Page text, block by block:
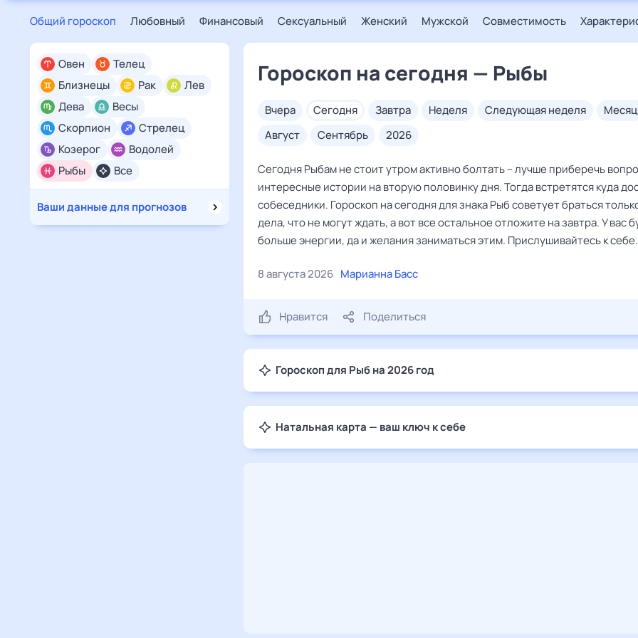
Общий гороскоп Любовный Финансовый Сексуальный Женский Мужской Совместимость
Все
Овен
Телец
Близнецы
Рак
Лев
Дева
Весы
Скорпион
Стрелец
Козерог
Водолей
Рыбы
Ваши данные для прогнозов
Гороскоп на сегодня — Рыбы
вчера сегодня завтра неделя следующая неделя
месяц
август
сентябрь 2026
Сегодня Рыбам не стоит утром активно болтать – лучше приберечь
интересные истории на вторую половинку дня. Тогда встретятся куда
собеседники. Гороскоп на сегодня для знака Рыб советует браться
дела, что не могут ждать, а вот все остальное отложите на завтра. У вас
больше энергии, да и желания заниматься этим. Прислушивайтесь к себе.
8 августа 2026 Марианна Басс
Нравится Поделиться
Гороскоп для Рыб на 2026 год
Натальная карта — ваш ключ к себе